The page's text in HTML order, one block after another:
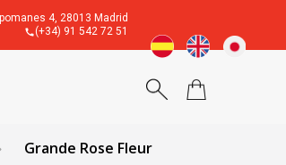
4, 28013 Madrid
(+34) 91 542 72 51
Grande Rose Fleur